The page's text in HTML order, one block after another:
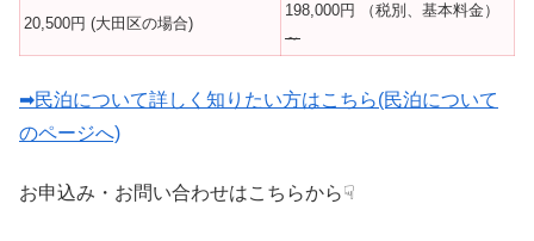
20,500円 (大田区の場合)
198,000円 （税別、基本料金）
～
➡民泊について詳しく知りたい方はこちら(民泊について
のページへ)
お申込み・お問い合わせはこちらから☟